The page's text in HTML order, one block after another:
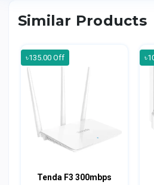
Similar Products
৳135.00 Off
Tenda F3 300mbps